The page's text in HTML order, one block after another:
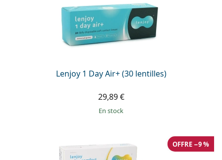
Lenjoy 1 Day Air+ (30 lentilles)
29,89 €
en stock
OFFRE −9 %